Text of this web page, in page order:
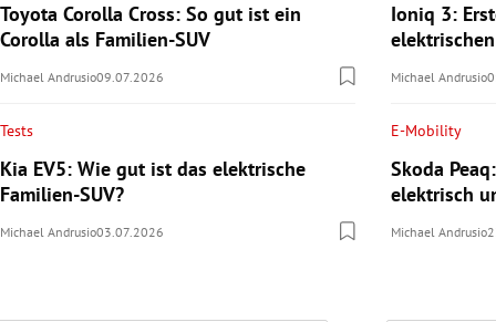
Toyota Corolla Cross: So gut ist ein
Corolla als Familien-SUV
Michael Andrusio09.07.2026
Tests
Kia EV5: Wie gut ist das elektrische
Familien-SUV?
Michael Andrusio03.07.2026
Ioniq 3:
Michael Andrusio
E-Mobility
Skoda
elektrisch
Michael Andrusio